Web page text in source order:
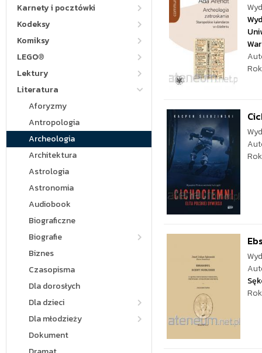
Karnety i pocztówki
Kodeksy
Komiksy
LEGO®
Lektury
Literatura
Aforyzmy
Antropologia
Archeologia
Architektura
Astrologia
Astronomia
Audiobook
Biograficzne
Biografie
Biznes
Czasopisma
Dla dorosłych
Dla dzieci
Dla młodzieży
Dokument